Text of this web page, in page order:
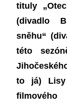
tituly
(divadlo
sněhu“
této
to já) Lisy